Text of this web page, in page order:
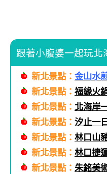
跟著小腹婆一起玩北
新北景點： 金山水
新北景點： 福緣火
新北景點： 北海岸
新北景點： 汐止一
新北景點： 林口山
新北景點： 林口捷
新北景點： 朱銘美